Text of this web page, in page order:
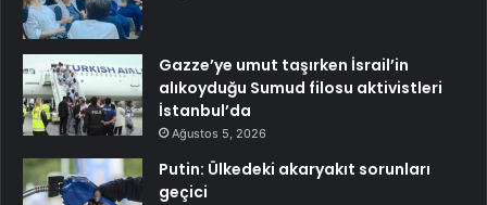
Gazze’ye umut taşırken İsrail’in
alıkoyduğu Sumud filosu aktivistleri
İstanbul’da
Ağustos 5, 2026
Putin: Ülkedeki akaryakıt sorunları
geçici